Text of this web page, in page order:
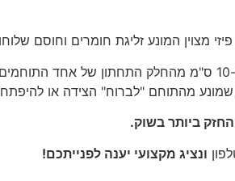
מצוין המונע זליגת חומרים וחוסם
כדי לקבל חיבור חזק ונסתר בין שתי יחידות, מומלץ
שמונע מהתוחם "לברוח" הצידה או
ביותר בשוק.
ונציג מקצועי יענה לפנייתכם!